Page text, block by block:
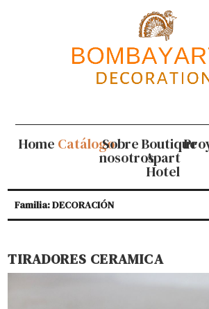
Home CatálogoSobre
nosotros
Boutique
Apart
Hotel
Familia: DECORACIÓN
TIRADORES CERAMICA